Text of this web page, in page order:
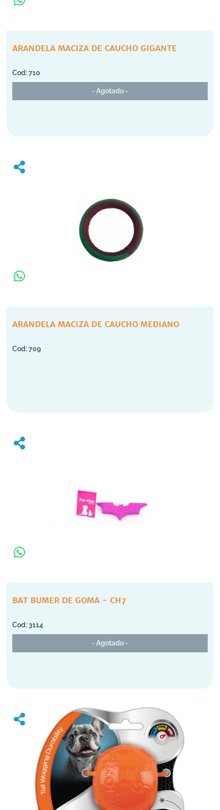
ARANDELA MACIZA DE CAUCHO GIGANTE
710
- Agotado -
ARANDELA MACIZA DE CAUCHO MEDIANO
709
BAT BUMER DE GOMA - CH7
3114
- Agotado -